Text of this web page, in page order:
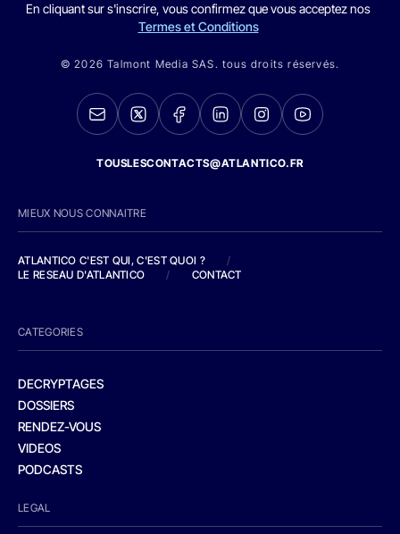
En cliquant sur s'inscrire, vous confirmez que vous acceptez nos
Termes et Conditions
© 2026 Talmont Media SAS. tous droits réservés.
TOUSLESCONTACTS@ATLANTICO.FR
MIEUX NOUS CONNAITRE
ATLANTICO C'EST QUI, C'EST QUOI ?
/
LE RESEAU D'ATLANTICO
/ CONTACT
CATEGORIES
DECRYPTAGES
DOSSIERS
RENDEZ-VOUS
VIDEOS
PODCASTS
LEGAL